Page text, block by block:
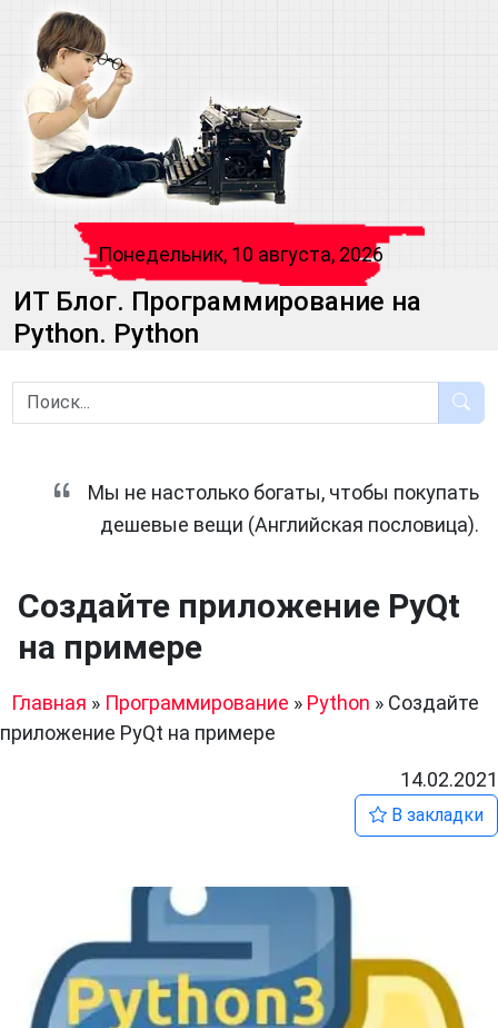
Понедельник, 10 августа, 2026
ИТ Блог. Программирование на
Python. Python
Мы не настолько богаты, чтобы покупать
дешевые вещи (Английская пословица).
Создайте приложение PyQt
на примере
Главная » Программирование » Python » Создайте
приложение PyQt на примере
14.02.2021
В закладки